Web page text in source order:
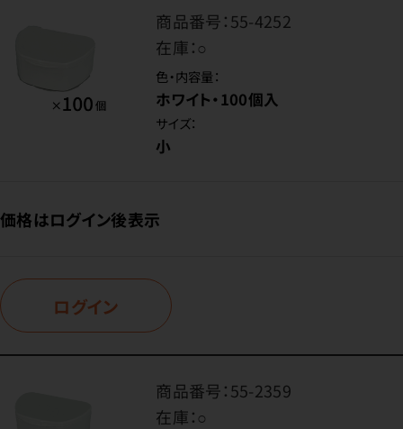
商品番号：55-4252
在庫：○
色・内容量：
ホワイト・100個入
サイズ：
小
価格はログイン後表示
ログイン
商品番号：55-2359
在庫：○